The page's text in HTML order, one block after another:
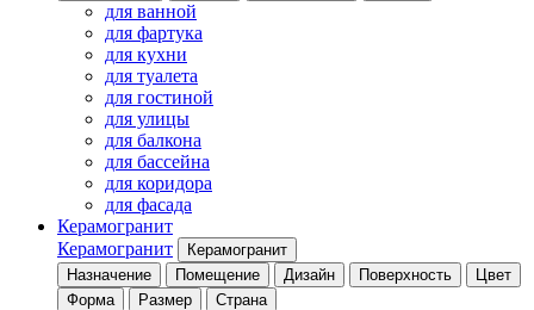
для ванной
для фартука
для кухни
для туалета
для гостиной
для улицы
для балкона
для бассейна
для коридора
для фасада
Керамогранит
Керамогранит
Керамогранит
Назначение
Помещение Дизайн Поверхность
Цвет
Форма
Размер Страна